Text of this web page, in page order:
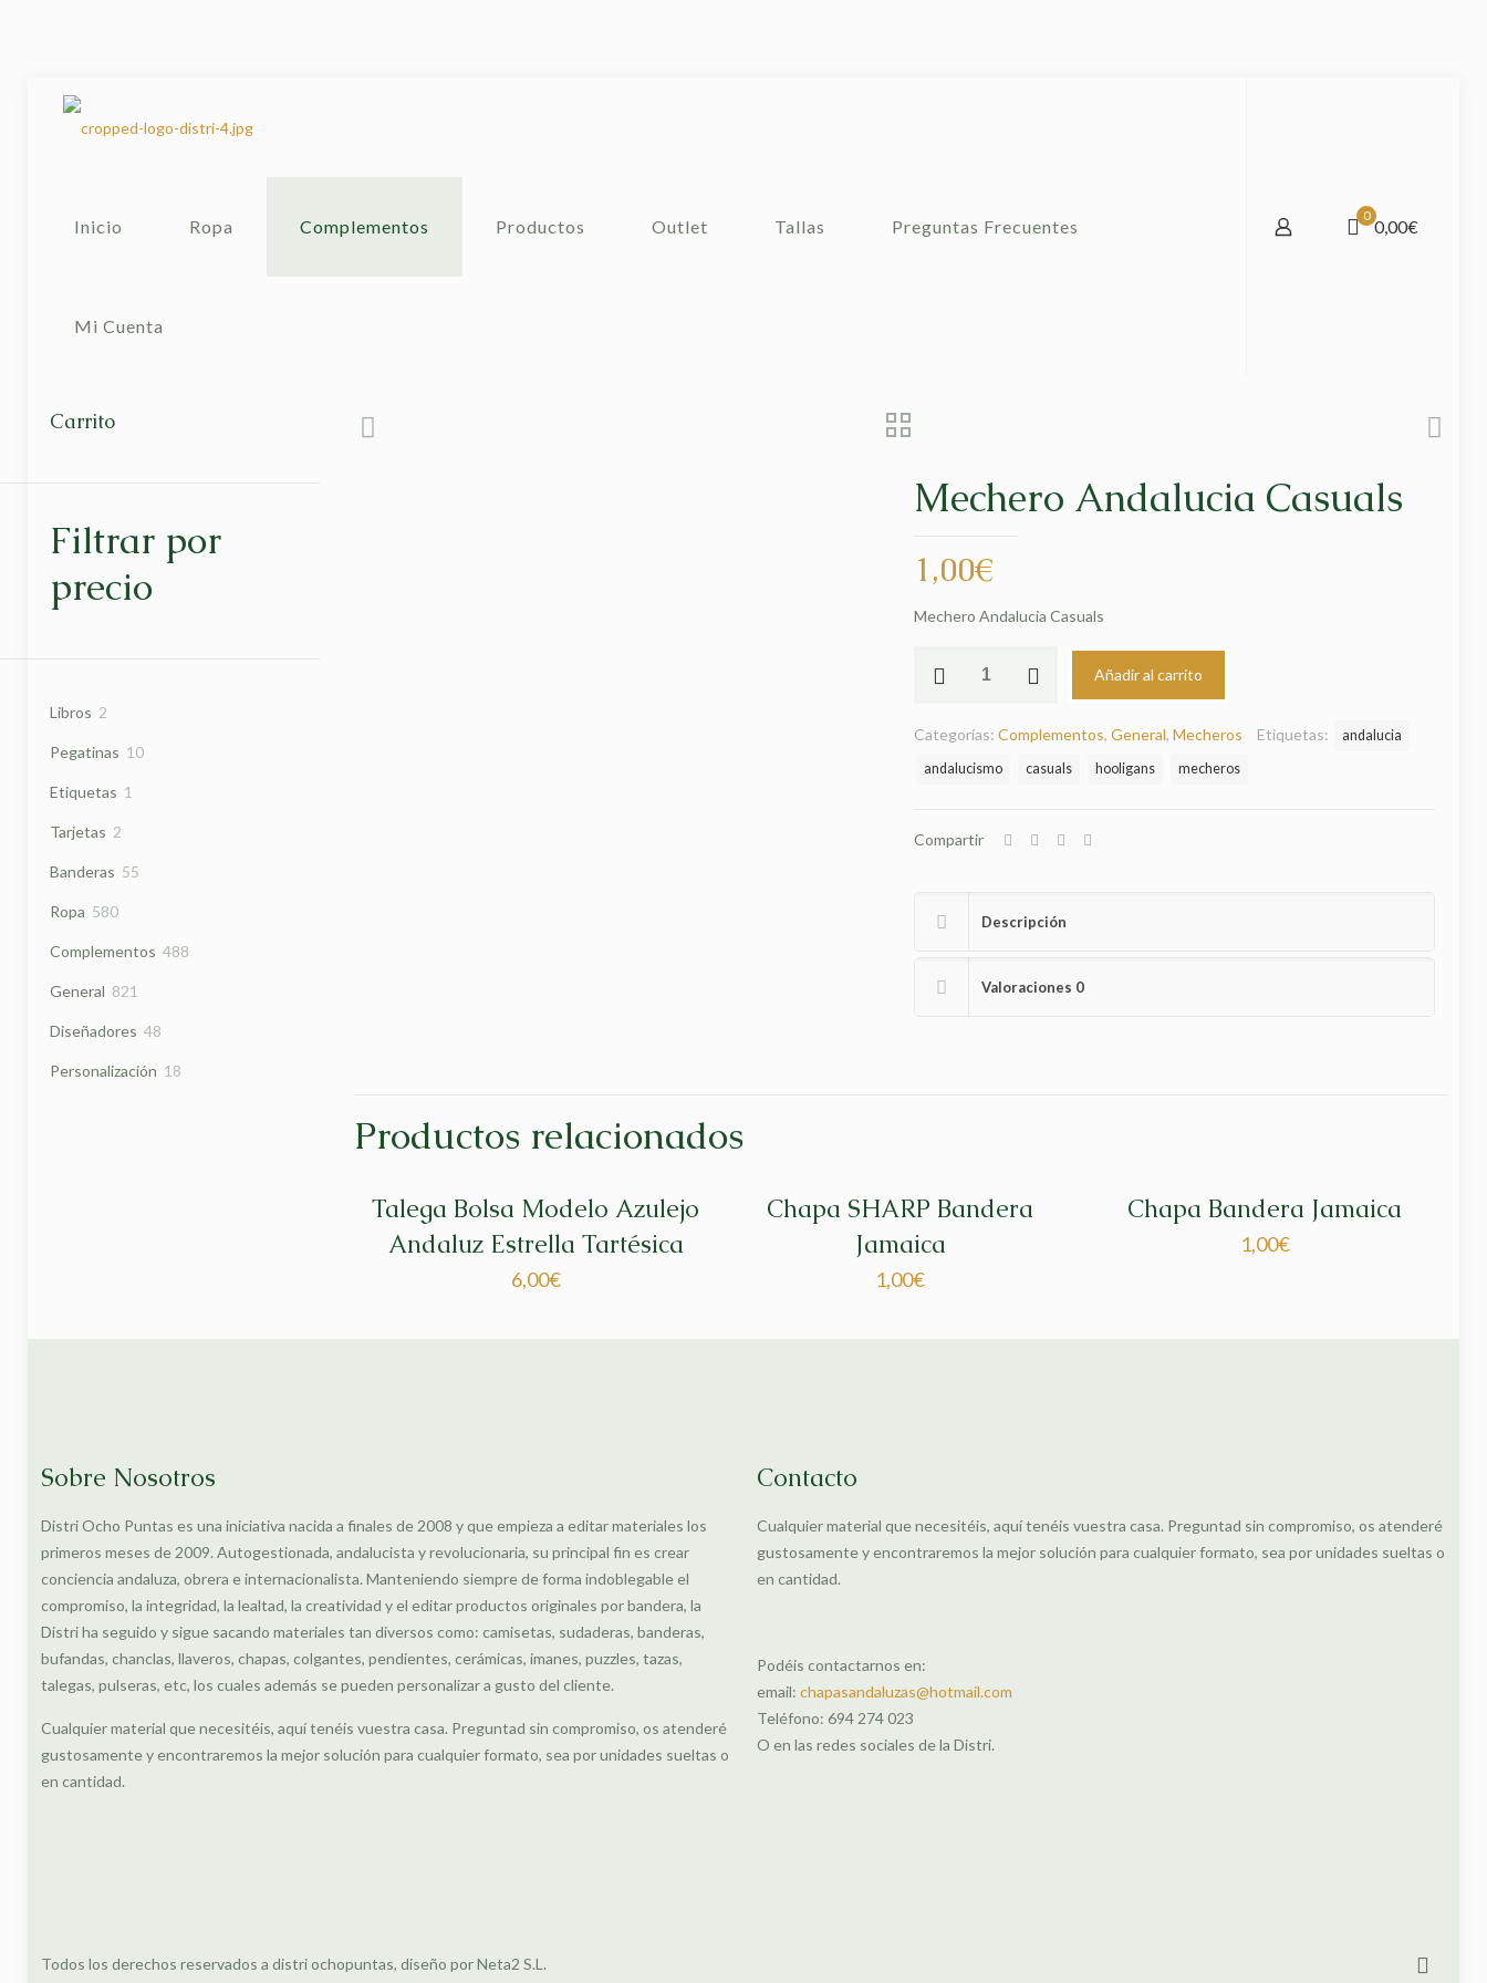
Inicio Ropa Complementos Productos Outlet Tallas Preguntas Frecuentes
Mi Cuenta
0
0,00€
Mechero Andalucia Casuals
1,00€
Mechero Andalucia Casuals
Andalucia
cantidad
Añadir al carrito
Categorías:Complementos,General,Mecheros Etiquetas:
andalucia
andalucismo
casuals hooligans mecheros
Compartir
Descripción
Valoraciones 0
Productos relacionados
Talega Bolsa Modelo Azulejo
Andaluz Estrella Tartésica
6,00€
Chapa SHARP Bandera
Jamaica
1,00€
Chapa Bandera Jamaica
1,00€
Carrito
Filtrar por
precio
Libros 2
Pegatinas 1010
Etiquetas 1
Tarjetas 2
Banderas 55
Ropa 580580
Complementos 488
General 821
Diseñadores 48
Personalización 18
Sobre Nosotros
Distri Ocho Puntas es una iniciativa nacida a finales de 2008 y que empieza a editar materiales los
primeros meses de 2009. Autogestionada, andalucista y revolucionaria, su principal fin es crear
conciencia andaluza, obrera e internacionalista. Manteniendo siempre de forma indoblegable el
compromiso, la integridad, la lealtad, la creatividad y el editar productos originales por bandera, la
Distri ha seguido y sigue sacando materiales tan diversos como: camisetas, sudaderas, banderas,
bufandas, chanclas, llaveros, chapas, colgantes, pendientes, cerámicas, imanes, puzzles, tazas,
talegas, pulseras, etc, los cuales además se pueden personalizar a gusto del cliente.
Cualquier material que necesitéis, aquí tenéis vuestra casa. Preguntad sin compromiso, os atenderé
gustosamente y encontraremos la mejor solución para cualquier formato, sea por unidades sueltas o
en cantidad.
Contacto
Cualquier material que necesitéis, aquí tenéis vuestra casa. Preguntad sin compromiso, os atenderé
gustosamente y encontraremos la mejor solución para cualquier formato, sea por unidades sueltas o
en cantidad.
Podéis contactarnos en:
email: chapasandaluzas@hotmail.com
Teléfono: 694 274 023
O en las redes sociales de la Distri.
Todos los derechos reservados a distri ochopuntas, diseño por Neta2 S.L.